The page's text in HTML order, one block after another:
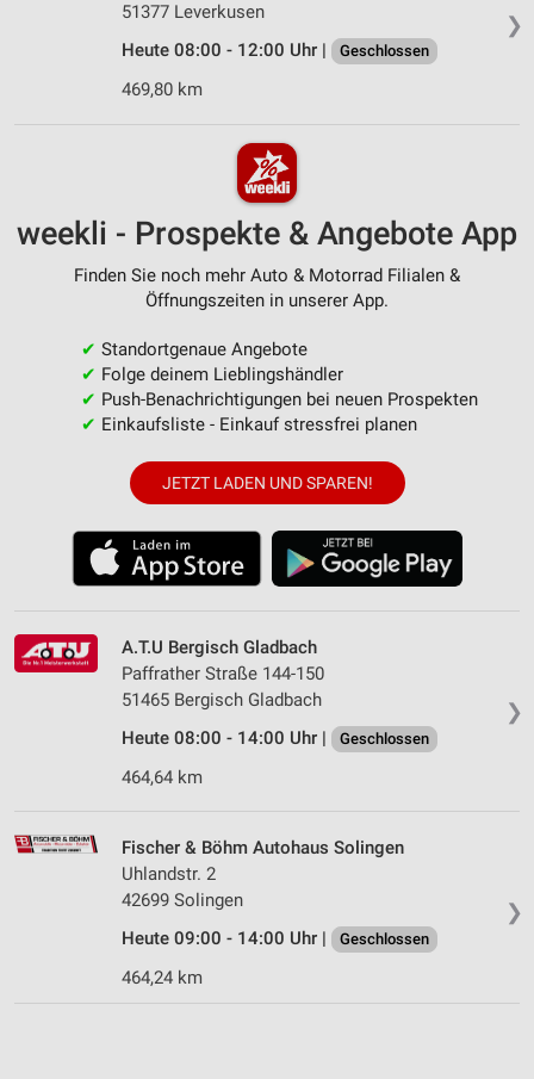
❯
51377 Leverkusen
Heute 08:00 - 12:00 Uhr |
Geschlossen
469,80 km
weekli - Prospekte & Angebote App
Finden Sie noch mehr Auto & Motorrad Filialen &
Öffnungszeiten in unserer App.
✔ Standortgenaue Angebote
✔ Folge deinem Lieblingshändler
✔ Push-Benachrichtigungen bei neuen Prospekten
✔ Einkaufsliste - Einkauf stressfrei planen
JETZT LADEN UND SPAREN!
❯
A.T.U Bergisch Gladbach
Paffrather Straße 144-150
51465 Bergisch Gladbach
Heute 08:00 - 14:00 Uhr |
Geschlossen
464,64 km
❯
Fischer & Böhm Autohaus Solingen
Uhlandstr. 2
42699 Solingen
Heute 09:00 - 14:00 Uhr |
Geschlossen
464,24 km